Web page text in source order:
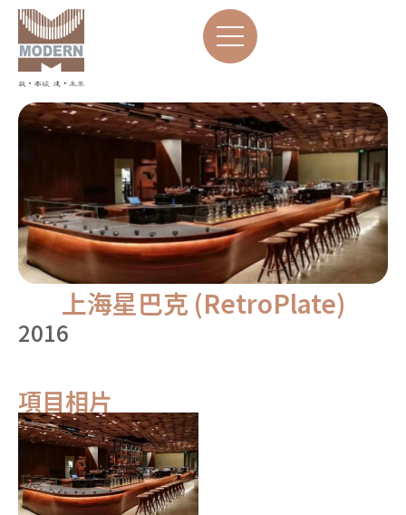
上海星巴克 (RetroPlate)
2016
項目相片